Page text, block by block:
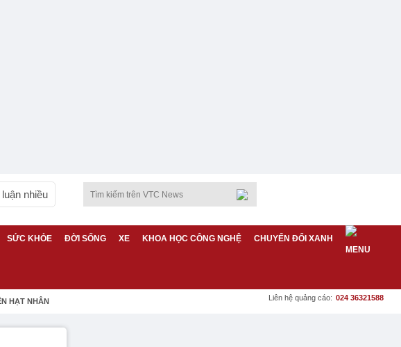
nhiều
SỨC KHỎE ĐỜI SỐNG XE KHOA HỌC CÔNG NGHỆ CHUYỂN ĐỔI XANH
HẠT NHÂN Liên hệ quảng cáo: 024 36321588